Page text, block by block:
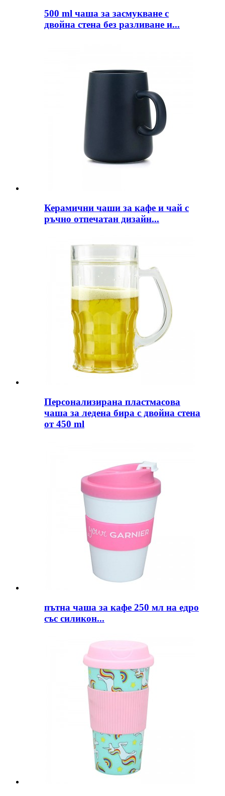
500 ml чаша за засмукване с
двойна стена без разливане и...
Керамични чаши за кафе и чай с
ръчно отпечатан дизайн...
Персонализирана пластмасова
чаша за ледена бира с двойна стена
от 450 ml
пътна чаша за кафе 250 мл на едро
със силикон...